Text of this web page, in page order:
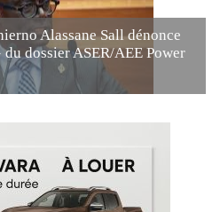
Alassane Sall dénonce
dossier ASER/AEE Power